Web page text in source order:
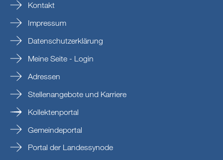
Kontakt
Impressum
Datenschutzerklärung
Meine Seite - Login
Adressen
Stellenangebote und Karriere
Kollektenportal
Gemeindeportal
Portal der Landessynode